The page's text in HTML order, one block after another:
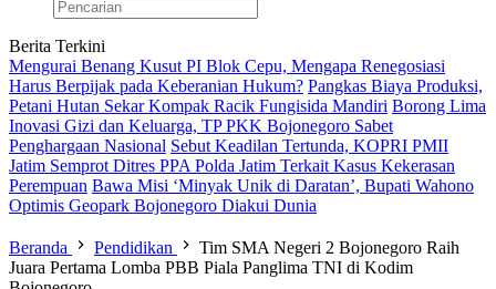
Berita Terkini
Mengurai Benang Kusut PI Blok Cepu, Mengapa Renegosiasi
Harus Berpijak pada Keberanian Hukum? Pangkas Biaya Produksi,
Petani Hutan Sekar Kompak Racik Fungisida Mandiri Borong Lima
Inovasi Gizi dan Keluarga, TP PKK Bojonegoro Sabet
Penghargaan Nasional Sebut Keadilan Tertunda, KOPRI PMII
Jatim Semprot Ditres PPA Polda Jatim Terkait Kasus Kekerasan
Perempuan Bawa Misi ‘Minyak Unik di Daratan’, Bupati Wahono
Optimis Geopark Bojonegoro Diakui Dunia
Beranda Pendidikan
Tim SMA Negeri 2 Bojonegoro Raih
Juara Pertama Lomba PBB Piala Panglima TNI di Kodim